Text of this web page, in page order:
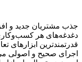
جذب مشتریان جدید و
دغدغه‌های هر کسب‌و‌کاری
قدرتمندترین
اجرای صحیح و اصولی